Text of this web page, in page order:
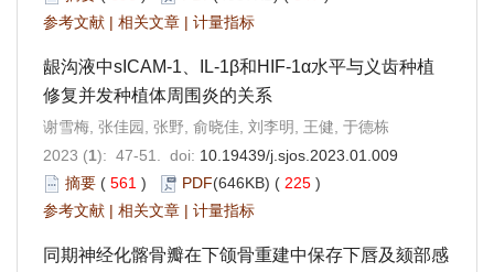
参考文献 | 相关文章 | 计量指标
龈沟液中sICAM-1、IL-1β和HIF-1α水平与义齿种植
修复并发种植体周围炎的关系
谢雪梅, 张佳园, 张野, 俞晓佳, 刘李明, 王健, 于德栋
2023 (1): 47-51. doi: 10.19439/j.sjos.2023.01.009
摘要 ( 561 ) PDF(646KB) ( 225 )
参考文献 | 相关文章 | 计量指标
同期神经化髂骨瓣在下颌骨重建中保存下唇及颏部感